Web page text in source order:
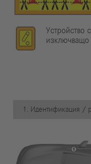
Устройство
изключващо
1. Идентификация /